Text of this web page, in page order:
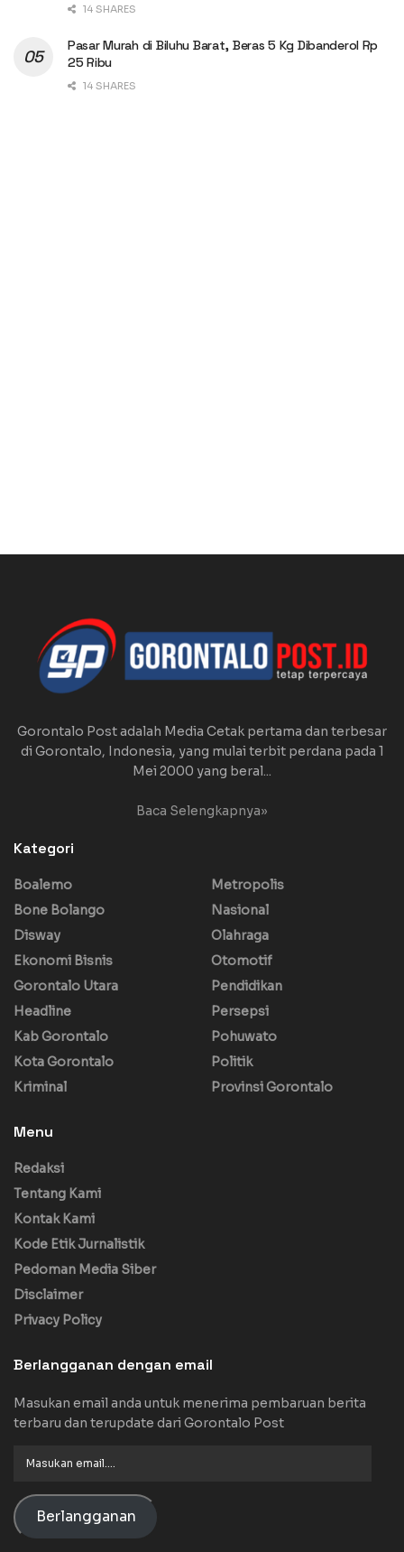
14 SHARES
Pasar Murah di Biluhu Barat, Beras 5 Kg Dibanderol Rp
25 Ribu
14 SHARES
Gorontalo Post adalah Media Cetak pertama dan terbesar
di Gorontalo, Indonesia, yang mulai terbit perdana pada 1
Mei 2000 yang beral...
Baca Selengkapnya»
Kategori
Boalemo
Bone Bolango
Disway
Ekonomi Bisnis
Gorontalo Utara
Headline
Kab Gorontalo
Kota Gorontalo
Kriminal
Metropolis
Nasional
Olahraga
Otomotif
Pendidikan
Persepsi
Pohuwato
Politik
Provinsi Gorontalo
Menu
Redaksi
Tentang Kami
Kontak Kami
Kode Etik Jurnalistik
Pedoman Media Siber
Disclaimer
Privacy Policy
Berlangganan dengan email
Masukan email anda untuk menerima pembaruan berita
terbaru dan terupdate dari Gorontalo Post
Berlangganan